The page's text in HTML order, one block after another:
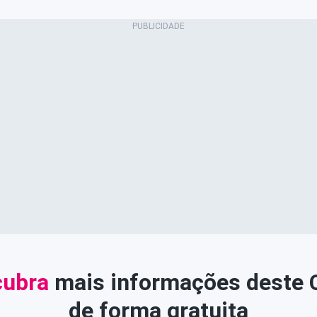
mais informações deste
de forma gratuita